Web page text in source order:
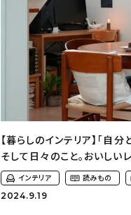
【暮らしのインテリア】「自
そして日々のこと。おいしい
しかた（ruru_houseさん）
インテリア 読みもの
2024.9.19